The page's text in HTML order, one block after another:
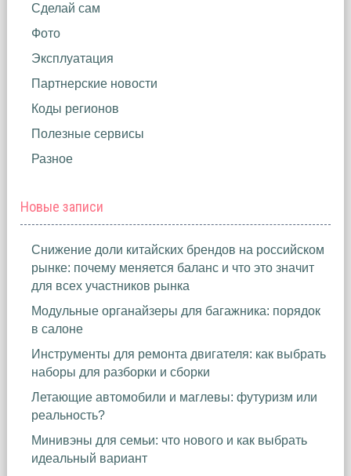
Сделай сам
Фото
Эксплуатация
Партнерские новости
Коды регионов
Полезные сервисы
Разное
Новые записи
Снижение доли китайских брендов на российском
рынке: почему меняется баланс и что это значит
для всех участников рынка
Модульные органайзеры для багажника: порядок
в салоне
Инструменты для ремонта двигателя: как выбрать
наборы для разборки и сборки
Летающие автомобили и маглевы: футуризм или
реальность?
Минивэны для семьи: что нового и как выбрать
идеальный вариант